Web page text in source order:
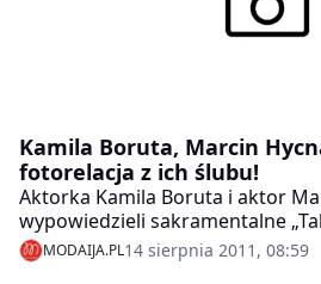
Kamila Boruta, Marcin
fotorelacja z ich ślubu!
Aktorka Kamila Boruta i aktor
wypowiedzieli sakramentalne
tej wyjątkowej uroczystości, która
13. sierpnia w scenerii Lasku
MODAIJA.PL14 sierpnia 2011, 08:59